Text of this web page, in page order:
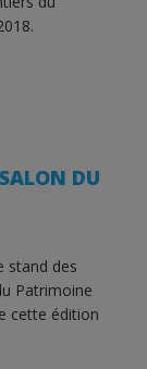
DU
stand des
Patrimoine
cette édition